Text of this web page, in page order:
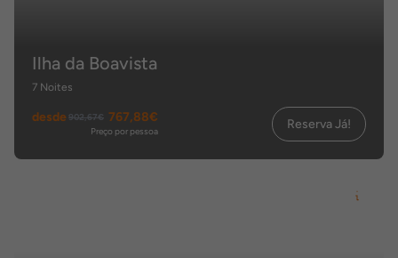
Ilha da Boavista
7 Noites
desde 902,67€ 767,88€
Preço por pessoa Reserva Já!